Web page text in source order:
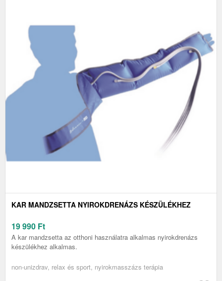
KAR MANDZSETTA NYIROKDRENÁZS KÉSZÜLÉKHEZ
19 990 Ft
A kar mandzsetta az otthoni használatra alkalmas nyirokdrenázs
készülékhez alkalmas.
non-unizdrav, relax és sport, nyirokmasszázs terápia